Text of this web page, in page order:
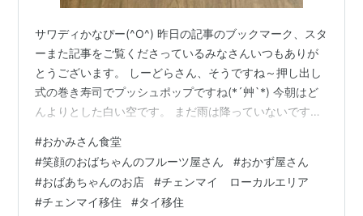
サワディかなぴー(^O^) 昨日の記事のブックマーク、スタ
ーまた記事をご覧くださっているみなさんいつもありが
とうございます。 しーどらさん、そうですね～押し出し
式の巻き寿司でプッシュポップですね(*´艸`*) 今朝はど
んよりとした白い空です。 まだ雨は降っていないです
て、私がフィリピンのセブ島からチェンマイに移住して
きた当初は、買い物はほぼMAYAで済ませていました。
特に日常的に食べる食料品は、MAYAの地下にあるリンピ
ンスーパーで調達していました。 その頃は、今と比べる
#おかみさん食堂
#笑顔のおばちゃんのフルーツ屋さん #おかず屋さん
#おばあちゃんのお店 #チェンマイ ローカルエリア
#チェンマイ移住 #タイ移住